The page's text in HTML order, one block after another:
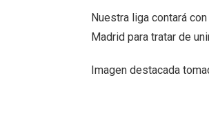
Nuestra liga contará
Madrid para tratar de
Imagen destacada